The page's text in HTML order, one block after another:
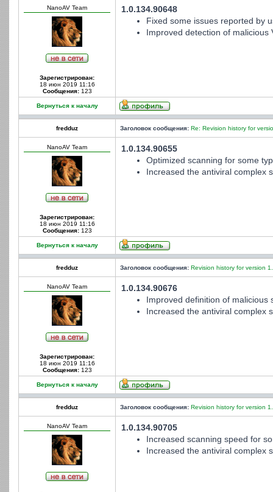
NanoAV Team
Зарегистрирован:
18 июн 2019 11:16
Сообщения:123
1.0.134.90648
Fixed some issues reported by
Improved detection of malicious
Вернуться к началу
fredduz Заголовок сообщения: Re: Revision history for
NanoAV Team
Зарегистрирован:
18 июн 2019 11:16
Сообщения:123
1.0.134.90655
Optimized scanning for some
Increased the antiviral complex
Вернуться к началу
fredduz Заголовок сообщения: Revision history for version
NanoAV Team
Зарегистрирован:
18 июн 2019 11:16
Сообщения:123
1.0.134.90676
Improved definition of malicious
Increased the antiviral complex
Вернуться к началу
fredduz Заголовок сообщения: Revision history for version
NanoAV Team
1.0.134.90705
Increased scanning speed for
Increased the antiviral complex